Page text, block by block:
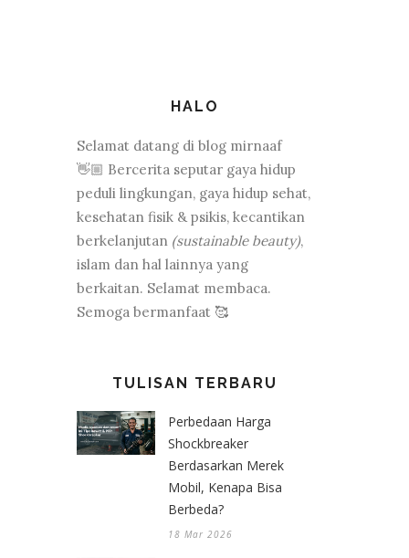
HALO
Selamat datang di blog mirnaaf
👋🏼 Bercerita seputar gaya hidup
peduli lingkungan, gaya hidup sehat,
kesehatan fisik & psikis, kecantikan
berkelanjutan (sustainable beauty),
islam dan hal lainnya yang
berkaitan. Selamat membaca.
Semoga bermanfaat 🥰
TULISAN TERBARU
Perbedaan Harga
Shockbreaker
Berdasarkan Merek
Mobil, Kenapa Bisa
Berbeda?
18 Mar 2026